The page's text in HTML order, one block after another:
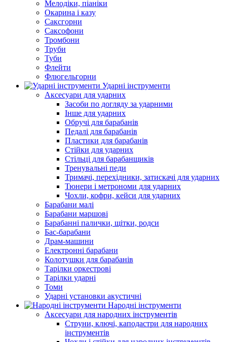
Мелодіки, піаніки
Окарина і казу
Саксгорни
Саксофони
Тромбони
Труби
Туби
Флейти
Флюгельгорни
Ударні інструменти
Аксесуари для ударних
Засоби по догляду за ударними
Інше для ударних
Обручі для барабанів
Педалі для барабанів
Пластики для барабанів
Стійки для ударних
Стільці для барабанщиків
Тренувальні педи
Тримачі, перехідники, затискачі для ударних
Тюнери і метрономи для ударних
Чохли, кофри, кейси для ударних
Барабани малі
Барабани маршові
Барабанні палички, щітки, родси
Бас-барабани
Драм-машини
Електронні барабани
Колотушки для барабанів
Тарілки оркестрові
Тарілки ударні
Томи
Ударні установки акустичні
Народні інструменти
Аксесуари для народних інструментів
Струни, ключі, каподастри для народних
інструментів